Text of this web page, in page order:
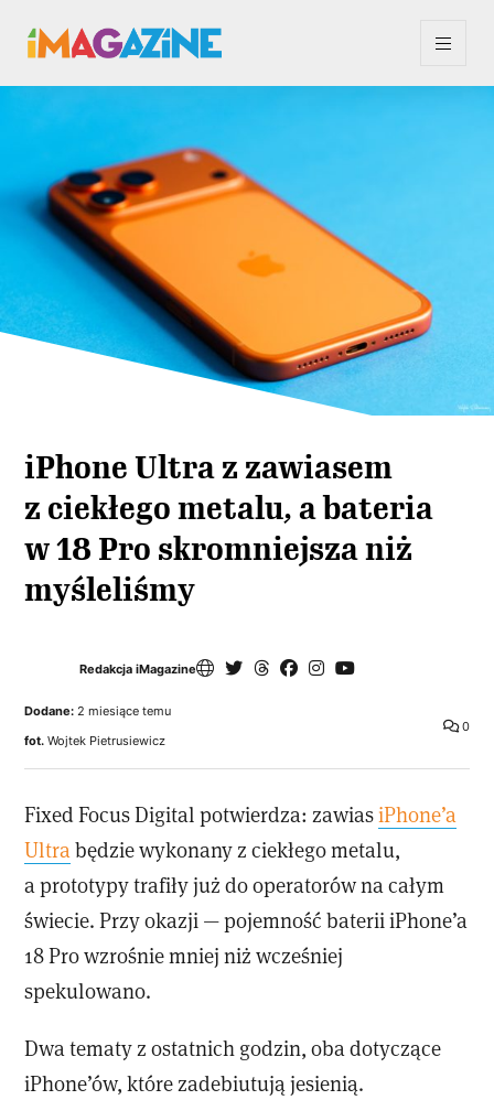
iPhone Ultra z zawiasem
z ciekłego metalu, a bateria
w 18 Pro skromniejsza niż
myśleliśmy
Redakcja iMagazine
0
Dodane: 2 miesiące temu
fot. Wojtek Pietrusiewicz
Fixed Focus Digital potwierdza: zawiasiPhone’a
Ultrabędzie wykonany z ciekłego metalu,
a prototypy trafiły już do operatorów na całym
świecie. Przy okazji — pojemność baterii iPhone’a
18 Pro wzrośnie mniej niż wcześniej
spekulowano.
Dwa tematy z ostatnich godzin, oba dotyczące
iPhone’ów, które zadebiutują jesienią.